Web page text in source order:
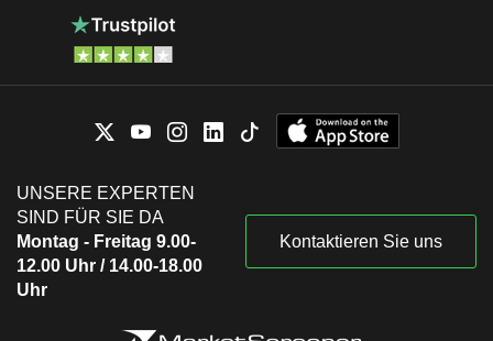
UNSERE EXPERTEN
SIND FÜR SIE DA
Montag - Freitag 9.00-
12.00 Uhr / 14.00-18.00
Uhr
Kontaktieren Sie uns